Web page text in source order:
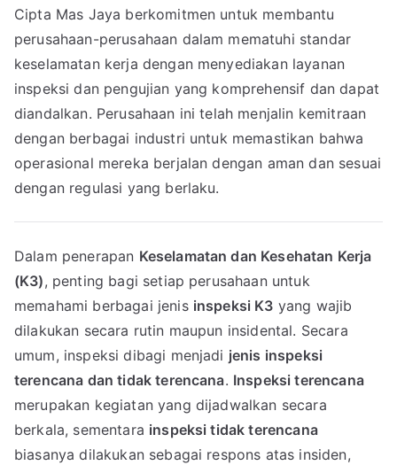
Cipta Mas Jaya berkomitmen untuk membantu
perusahaan-perusahaan dalam mematuhi standar
keselamatan kerja dengan menyediakan layanan
inspeksi dan pengujian yang komprehensif dan dapat
diandalkan. Perusahaan ini telah menjalin kemitraan
dengan berbagai industri untuk memastikan bahwa
operasional mereka berjalan dengan aman dan sesuai
dengan regulasi yang berlaku.
Dalam penerapan Keselamatan dan Kesehatan Kerja
(K3), penting bagi setiap perusahaan untuk
memahami berbagai jenis inspeksi K3 yang wajib
dilakukan secara rutin maupun insidental. Secara
umum, inspeksi dibagi menjadi jenis inspeksi
terencana dan tidak terencana. Inspeksi terencana
merupakan kegiatan yang dijadwalkan secara
berkala, sementara inspeksi tidak terencana
biasanya dilakukan sebagai respons atas insiden,